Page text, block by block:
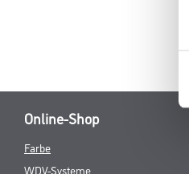
Online-Shop
Farbe
WDV-Systeme